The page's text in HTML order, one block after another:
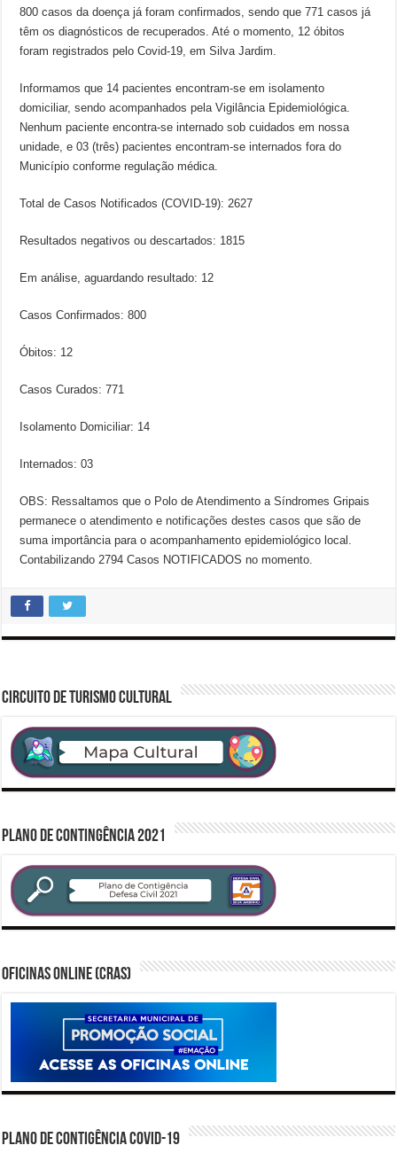
800 casos da doença já foram confirmados, sendo que 771 casos já
têm os diagnósticos de recuperados. Até o momento, 12 óbitos
foram registrados pelo Covid-19, em Silva Jardim.
Informamos que 14 pacientes encontram-se em isolamento
domiciliar, sendo acompanhados pela Vigilância Epidemiológica.
Nenhum paciente encontra-se internado sob cuidados em nossa
unidade, e 03 (três) pacientes encontram-se internados fora do
Município conforme regulação médica.
Total de Casos Notificados (COVID-19): 2627
Resultados negativos ou descartados: 1815
Em análise, aguardando resultado: 12
Casos Confirmados: 800
Óbitos: 12
Casos Curados: 771
Isolamento Domiciliar: 14
Internados: 03
OBS: Ressaltamos que o Polo de Atendimento a Síndromes Gripais
permanece o atendimento e notificações destes casos que são de
suma importância para o acompanhamento epidemiológico local.
Contabilizando 2794 Casos NOTIFICADOS no momento.
CIRCUITO DE TURISMO CULTURAL
PLANO DE CONTINGÊNCIA 2021
Oficinas Online (CRAS)
PLANO DE CONTIGÊNCIA COVID-19